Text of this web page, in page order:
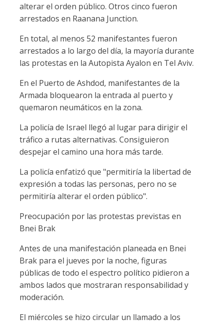
alterar el orden público. Otros cinco fueron
arrestados en Raanana Junction.
En total, al menos 52 manifestantes fueron
arrestados a lo largo del día, la mayoría durante
las protestas en la Autopista Ayalon en Tel Aviv.
En el Puerto de Ashdod, manifestantes de la
Armada bloquearon la entrada al puerto y
quemaron neumáticos en la zona.
La policía de Israel llegó al lugar para dirigir el
tráfico a rutas alternativas. Consiguieron
despejar el camino una hora más tarde.
La policía enfatizó que "permitiría la libertad de
expresión a todas las personas, pero no se
permitiría alterar el orden público".
Preocupación por las protestas previstas en
Bnei Brak
Antes de una manifestación planeada en Bnei
Brak para el jueves por la noche, figuras
públicas de todo el espectro político pidieron a
ambos lados que mostraran responsabilidad y
moderación.
El miércoles se hizo circular un llamado a los